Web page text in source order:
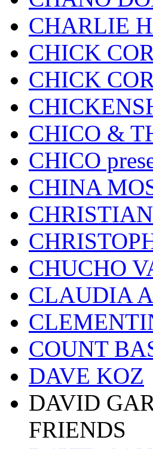
CHARLIE
CHICK
CHICK
CHICO &
CHICO
CHINA
CHUCHO
CLAUDIA
COUNT
DAVE KOZ
DAVID
FRIENDS